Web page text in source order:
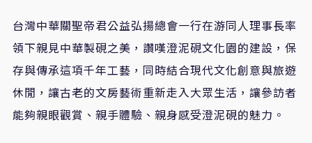
台灣中華關聖帝君公益弘揚總會一行在游同人理事長率
領下親見中華製硯之美，讚嘆澄泥硯文化園的建設，保
存與傳承這項千年工藝，同時結合現代文化創意與旅遊
休閒，讓古老的文房藝術重新走入大眾生活，讓參訪者
能夠親眼觀賞、親手體驗、親身感受澄泥硯的魅力。